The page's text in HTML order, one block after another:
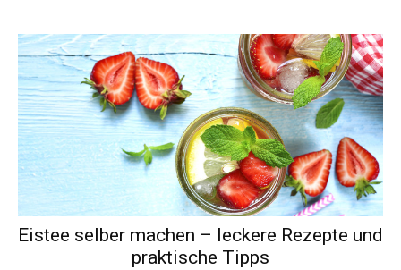
Eistee selber machen – leckere Rezepte und
praktische Tipps